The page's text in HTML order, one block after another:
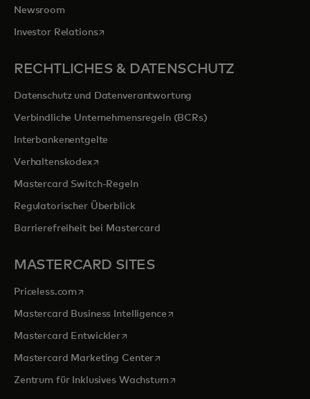
Newsroom
Investor Relationswird in einer neuen Registerkarte geöffnet
RECHTLICHES & DATENSCHUTZ
Datenschutz und Datenverantwortung
Verbindliche Unternehmensregeln (BCRs)
Interbankenentgelte
Verhaltenskodexwird in einer neuen Registerkarte geöffnet
Mastercard Switch-Regeln
Regulatorischer Überblick
Barrierefreiheit bei Mastercard
MASTERCARD SITES
Priceless.com wird in einer neuen Registerkarte geöffnet
Mastercard Business Intelligencewird in einer neuen
Mastercard Entwicklerwird in einer neuen Registerkarte
Mastercard Marketing Centerwird in einer neuen
Zentrum für Inklusives Wachstumwird in einer neuen